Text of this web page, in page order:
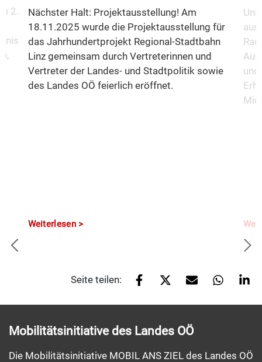
2.
Nächster Halt: Projektausstellung! Am
18.11.2025 wurde die Projektausstellung für
das Jahrhundertprojekt Regional-Stadtbahn
Linz gemeinsam durch Vertreterinnen und
Vertreter der Landes- und Stadtpolitik sowie
des Landes OÖ feierlich eröffnet.
Weiterlesen
Seite teilen:
Mobilitätsinitiative des Landes OÖ
Die Mobilitätsinitiative MOBIL ANS ZIEL des Landes OÖ